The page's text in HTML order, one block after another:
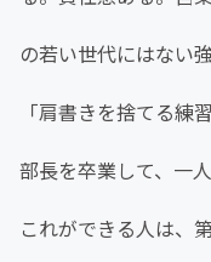
の若い世代にはない
「肩書きを捨てる練
部長を卒業して、一
これができる人は、